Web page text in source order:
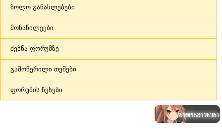
ბოლო განახლებები
მონაწილეები
ძებნა ფორუმზე
გამოწერილი თემები
ფორუმის წესები